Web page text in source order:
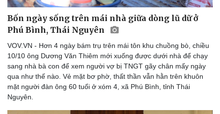
Bốn ngày sống trên mái nhà giữa dòng lũ dữ ở
Phú Bình, Thái Nguyên
VOV.VN - Hơn 4 ngày bám trụ trên mái tôn khu chuồng bò, chiều
10/10 ông Dương Văn Thiêm mới xuống được dưới nhà để chạy
sang nhà bà con để xem người vợ bị TNGT gãy chân mấy ngày
qua như thế nào. Vẻ mặt bơ phờ, thất thần vẫn hằn trên khuôn
mặt người đàn ông 60 tuổi ở xóm 4, xã Phú Bình, tỉnh Thái
Nguyên.